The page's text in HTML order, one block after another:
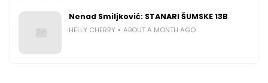
Nenad Smiljković: STANARI ŠUMSKE 13B
HELLY CHERRY ABOUT A MONTH AGO